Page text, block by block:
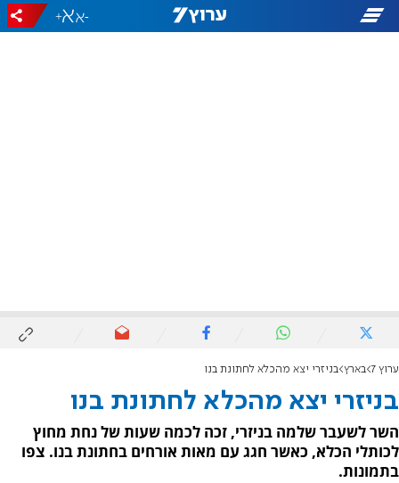
-
+
ערוץ 7 בארץ בניזרי יצא מהכלא לחתונת בנו
בניזרי יצא מהכלא לחתונת בנו
השר לשעבר שלמה בניזרי, זכה לכמה שעות של נחת מחוץ
לכותלי הכלא, כאשר חגג עם מאות אורחים בחתונת בנו. צפו
בתמונות.